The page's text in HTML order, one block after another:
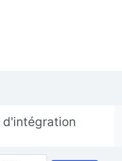
d'intégration